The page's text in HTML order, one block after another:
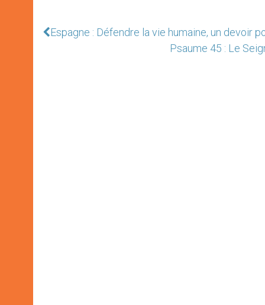
Espagne : Défendre la vie humaine, un devoir
Psaume 45 : Le